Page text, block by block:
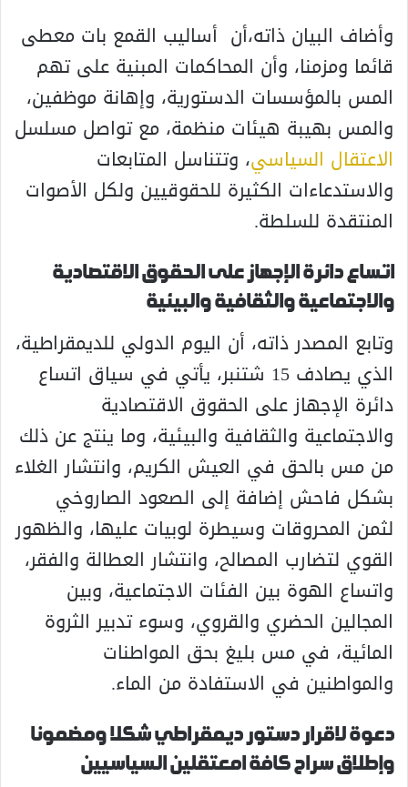
وأضاف البيان ذاته،أن أساليب القمع بات معطى
قائما ومزمنا، وأن المحاكمات المبنية على تهم
المس بالمؤسسات الدستورية، وإهانة موظفين،
والمس بهيبة هيئات منظمة، مع تواصل مسلسل
الاعتقال السياسي، وتتناسل المتابعات
والاستدعاءات الكثيرة للحقوقيين ولكل الأصوات
المنتقدة للسلطة.
اتساع دائرة الإجهاز على الحقوق الاقتصادية
والاجتماعية والثقافية والبيئية
وتابع المصدر ذاته، أن اليوم الدولي للديمقراطية،
الذي يصادف 15 شتنبر، يأتي في سياق اتساع
دائرة الإجهاز على الحقوق الاقتصادية
والاجتماعية والثقافية والبيئية، وما ينتج عن ذلك
من مس بالحق في العيش الكريم، وانتشار الغلاء
بشكل فاحش إضافة إلى الصعود الصاروخي
لثمن المحروقات وسيطرة لوبيات عليها، والظهور
القوي لتضارب المصالح، وانتشار العطالة والفقر،
واتساع الهوة بين الفئات الاجتماعية، وبين
المجالين الحضري والقروي، وسوء تدبير الثروة
المائية، في مس بليغ بحق المواطنات
والمواطنين في الاستفادة من الماء.
دعوة لاقرار دستور ديمقراطي شكلا ومضمونا
وإطلاق سراح كافة امعتقلين السياسيين